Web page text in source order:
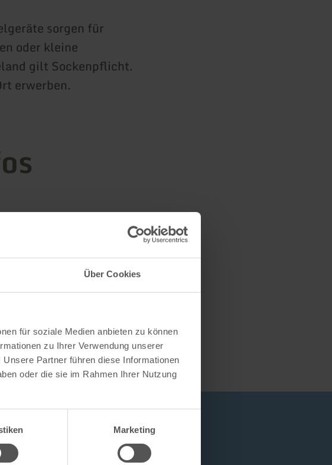
Über Cookies
für soziale Medien anbieten zu können
zu Ihrer Verwendung unserer
Partner führen diese Informationen
oder die sie im Rahmen Ihrer Nutzung
Marketing
sorgen für
oder kleine
gilt Sockenpflicht.
erwerben.